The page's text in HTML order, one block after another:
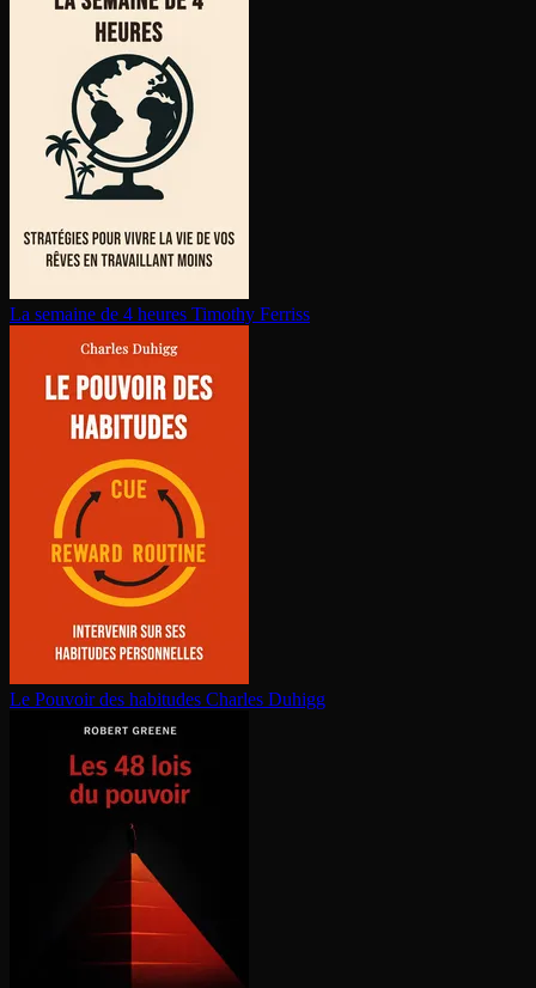
La semaine de 4 heures Timothy Ferriss
Le Pouvoir des habitudes Charles Duhigg